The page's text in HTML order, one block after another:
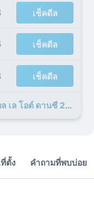
เช็คดีล
เช็คดีล
เช็คดีล
ข้อเสนอเพิ่มเติมจาก คอมฟอร์ท อพาร์ตโฮเทล เล โอต์ ดานซี 23 รายการ
ตั้ง คำถามที่พบบ่อย